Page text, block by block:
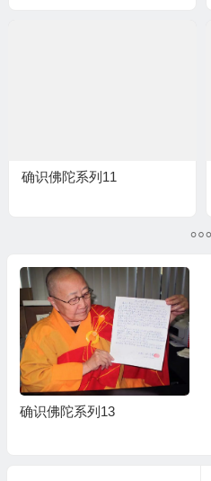
确识佛陀系列11
确识佛陀系列13